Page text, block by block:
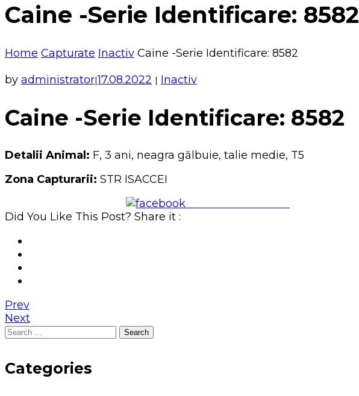
Caine -Serie Identificare: 8582
Home Capturate Inactiv Caine -Serie Identificare: 8582
by administrator|17.08.2022 | Inactiv
Caine -Serie Identificare: 8582
Detalii Animal: F, 3 ani, neagra gălbuie, talie medie, T5
Zona Capturarii: STR ISACCEI
Did You Like This Post? Share it :
Prev
Next
Search
Categories